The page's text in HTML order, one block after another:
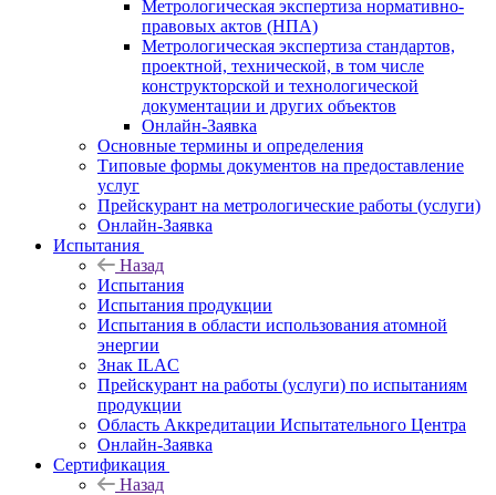
Метрологическая экспертиза нормативно-
правовых актов (НПА)
Метрологическая экспертиза стандартов,
проектной, технической, в том числе
конструкторской и технологической
документации и других объектов
Онлайн-Заявка
Основные термины и определения
Типовые формы документов на предоставление
услуг
Прейскурант на метрологические работы (услуги)
Онлайн-Заявка
Испытания
Назад
Испытания
Испытания продукции
Испытания в области использования атомной
энергии
Знак ILAC
Прейскурант на работы (услуги) по испытаниям
продукции
Область Аккредитации Испытательного Центра
Онлайн-Заявка
Сертификация
Назад